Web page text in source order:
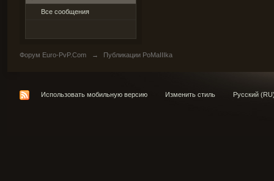
Все сообщения
Форум Euro-PvP.Com → Публикации PoMaIIIka
Использовать мобильную версию Изменить стиль Русский